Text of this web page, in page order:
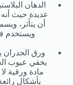
الدهان
عديدة حيث
أن يتأثر،
ويستخدم
ورق الجدران
يخفي عيوب
مادة ورقية
بأشكال